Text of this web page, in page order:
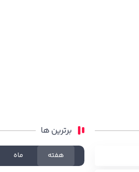
برترین ها
هفته ماه